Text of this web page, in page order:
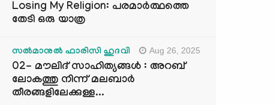
Losing My Religion: പരമാർത്ഥത്തെ
തേടി ഒരു യാത്ര
സൽമാനുൽ ഫാരിസി ഹുദവി Aug 26, 2025
02- മൗലിദ് സാഹിത്യങ്ങൾ : അറബ്
ലോകത്തു നിന്ന് മലബാർ
തീരങ്ങളിലേക്കുള്ള...